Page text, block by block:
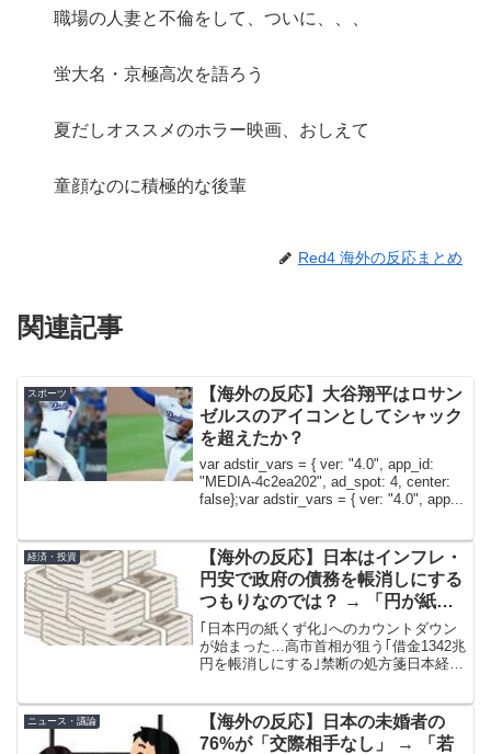
職場の人妻と不倫をして、ついに、、、
蛍大名・京極高次を語ろう
夏だしオススメのホラー映画、おしえて
童顔なのに積極的な後輩
Red4 海外の反応まとめ
関連記事
スポーツ
【海外の反応】大谷翔平はロサン
ゼルスのアイコンとしてシャック
を超えたか？
var adstir_vars = { ver: "4.0", app_id:
"MEDIA-4c2ea202", ad_spot: 4, center:
false};var adstir_vars = { ver: "4.0", app...
経済・投資
【海外の反応】日本はインフレ・
円安で政府の債務を帳消しにする
つもりなのでは？ → 「円が紙く
ずになりつつあるな」「輸入に依
存している日本で円安は不味くな
いか？」
｢日本円の紙くず化｣へのカウントダウン
が始まった…高市首相が狙う｢借金1342兆
円を帳消しにする｣禁断の処方箋日本経済
本代表の藤巻健史さんは「高市首相が財
政健全化目標...
ニュース・議論
【海外の反応】日本の未婚者の
76%が「交際相手なし」 → 「若